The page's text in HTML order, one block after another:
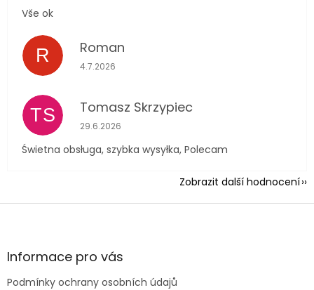
Vše ok
R Roman
Hodnocení obchodu je 5 z 5 hvězdiček.
4.7.2026
TS Tomasz Skrzypiec
Hodnocení obchodu je 5 z 5 hvězdiček.
29.6.2026
Świetna obsługa, szybka wysyłka, Polecam
Zobrazit další hodnocení
Z
aInformace pro vás
Podmínky ochrany osobních údajů